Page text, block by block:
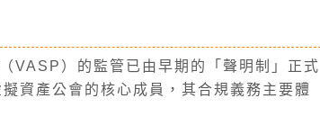
VASP）的監管已由早期的「聲明制」正式
資產公會的核心成員，其合規義務主要體